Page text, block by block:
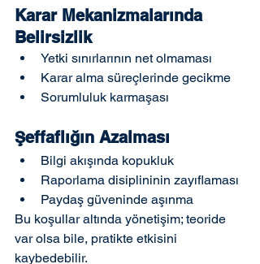
Karar Mekanizmalarında
Belirsizlik
Yetki sınırlarının net olmaması
Karar alma süreçlerinde gecikme
Sorumluluk karmaşası
Şeffaflığın Azalması
Bilgi akışında kopukluk
Raporlama disiplininin zayıflaması
Paydaş güveninde aşınma
Bu koşullar altında yönetişim; teoride
var olsa bile, pratikte etkisini
kaybedebilir.